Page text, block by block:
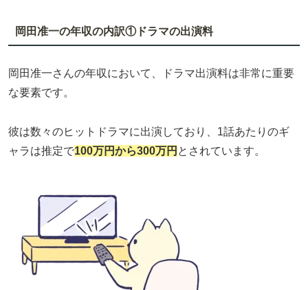
岡田准一の年収の内訳①ドラマの出演料
岡田准一さんの年収において、ドラマ出演料は非常に重要
な要素です。
彼は数々のヒットドラマに出演しており、1話あたりのギ
ャラは推定で100万円から300万円 とされています。